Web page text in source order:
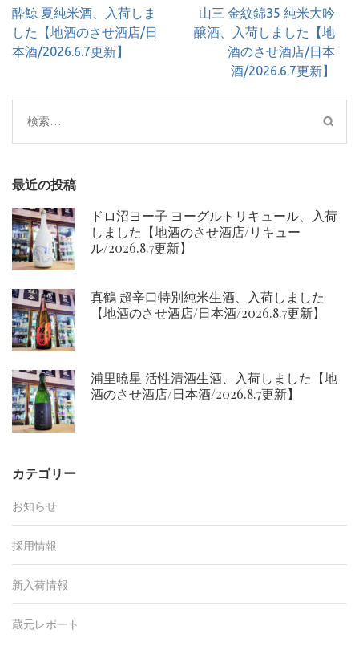
投
稿
ナ
シ
ョ
酔鯨 夏純米酒、入荷しま
した【地酒のさせ酒店/日
本酒/2026.6.7更新】
山三 金紋錦35 純米大吟
醸酒、入荷しました【地
酒のさせ酒店/日本
酒/2026.6.7更新】
検
索:
最近の投稿
ドロ沼ヨー子 ヨーグルトリキュール、入荷
しました【地酒のさせ酒店/リキュー
ル/2026.8.7更新】
真鶴 超辛口特別純米生酒、入荷しました
【地酒のさせ酒店/日本酒/2026.8.7更新】
浦里暁星 活性清酒生酒、入荷しました【地
酒のさせ酒店/日本酒/2026.8.7更新】
カテゴリー
お知らせ
採用情報
新入荷情報
蔵元レポート